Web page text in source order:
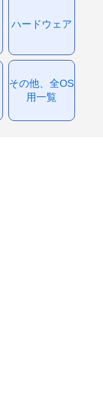
ハードウェア
その他、全OS
用一覧